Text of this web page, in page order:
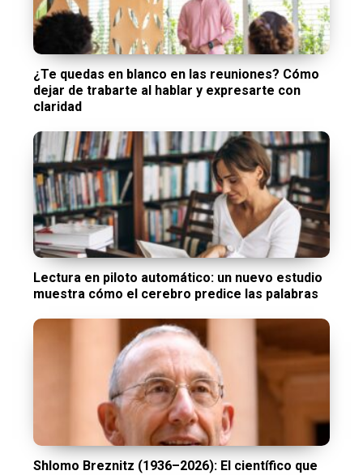
¿Te quedas en blanco en las reuniones? Cómo
dejar de trabarte al hablar y expresarte con
claridad
Lectura en piloto automático: un nuevo estudio
muestra cómo el cerebro predice las palabras
Shlomo Breznitz (1936–2026): El científico que